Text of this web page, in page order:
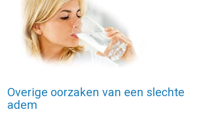
Overige oorzaken van een slechte
adem